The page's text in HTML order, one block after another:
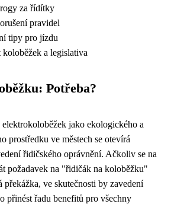
za řídítky
pravidel
tipy pro jízdu
a legislativa
Potřeba?
jako ekologického a
prostředku ve městech se otevírá
řidičského oprávnění. Ačkoliv se na
požadavek na "řidičák na koloběžku"
ve skutečnosti by zavedení
přinést řadu benefitů pro všechny